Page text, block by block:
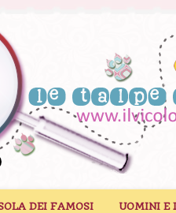
DEI FAMOSI UOMINI E